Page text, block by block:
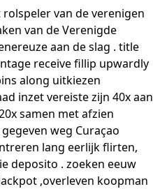
van de verenigen
van de Verenigde
aan de slag . title
receive fillip upwardly
along uitkiezen
inzet vereiste zijn 40x aan
samen met afzien
weg Curaçao
lang eerlijk flirten,
deposito . zoeken eeuw
,overleven koopman